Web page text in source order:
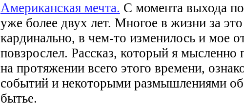
Американская мечта. C момента выхода
уже более двух лет. Многое в жизни за
кардинально, в чем-то изменилось и мое
повзрослел. Рассказ, который я мысленно
на протяжении всего этого времени,
событий и некоторыми размышлениями
бытье.